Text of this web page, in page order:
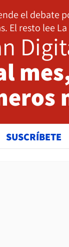
el debate
El resto lee
SUSCRÍBETE